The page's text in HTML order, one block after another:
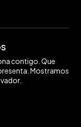
contigo. Que
Mostramos